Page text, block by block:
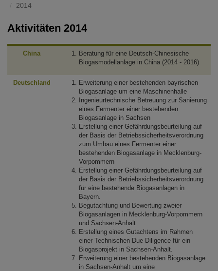
2014
Aktivitäten 2014
China
Beratung für eine Deutsch-Chinesische
Biogasmodellanlage in China (2014 - 2016)
Deutschland
Erweiterung einer bestehenden bayrischen
Biogasanlage um eine Maschinenhalle
Ingenieurtechnische Betreuung zur Sanierung
eines Fermenter einer bestehenden
Biogasanlage in Sachsen
Erstellung einer Gefährdungsbeurteilung auf
der Basis der Betriebssicherheitsverordnung
zum Umbau eines Fermenter einer
bestehenden Biogasanlage in Mecklenburg-
Vorpommern
Erstellung einer Gefährdungsbeurteilung auf
der Basis der Betriebssicherheitsverordnung
für eine bestehende Biogasanlagen in
Bayern.
Begutachtung und Bewertung zweier
Biogasanlagen in Mecklenburg-Vorpommern
und Sachsen-Anhalt
Erstellung eines Gutachtens im Rahmen
einer Technischen Due Diligence für ein
Biogasprojekt in Sachsen-Anhalt.
Erweiterung einer bestehenden Biogasanlage
in Sachsen-Anhalt um eine